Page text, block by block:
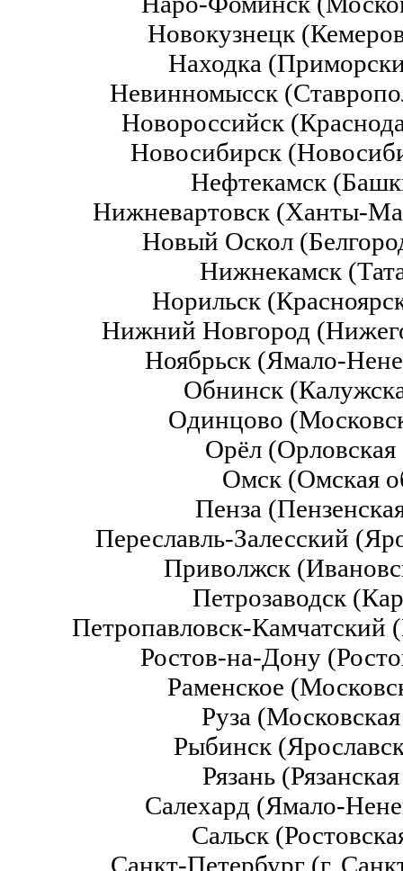
Новокузнецк
Находка
Невинномысск
Новороссийск
Новосибирск
Нефтекамск
Нижневартовск (Ханты-
Новый Оскол
Нижнекамск
Норильск
Нижний Новгород
Ноябрьск (Ямало-
Обнинск
Одинцово
Орёл
Омск (Омская
Пенза
Переславль-Залесский
Приволжск
Петрозаводск
Петропавловск-Камчатский
Ростов-на-Дону
Раменское
Руза
Рыбинск
Рязань
Салехард (Ямало-
Сальск
Санкт-Петербург (г.